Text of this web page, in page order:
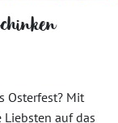
Osterfest? Mit
Liebsten auf das